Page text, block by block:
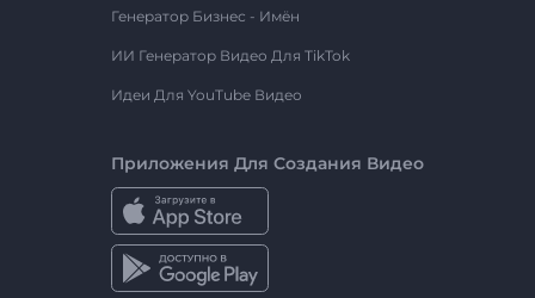
Генератор Бизнес - Имён
ИИ Генератор Видео Для TikTok
Идеи Для YouTube Видео
Приложения Для Создания Видео